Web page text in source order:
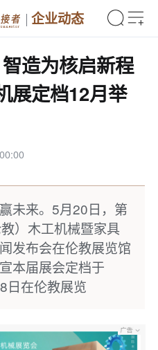
企业动态
造为核启新程
展定档12月举
未来。5月20日，第
）木工机械暨家具
发布会在伦教展览馆
本届展会定档于
在伦教展览